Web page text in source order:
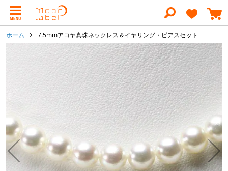
ン
ン
に
検
ホーム 7.5mmアコヤ真珠ネックレス＆イヤリング・ピアスセット
イ
ー
の
最
後